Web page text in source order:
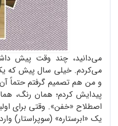
می‌دانید، چند وقت پیش
می‌کردم. خیلی سال پیش که
و من هم تصمیم گرفتم حتماً
پیدایش کردم؛ همان رنگ،
اصطلاح «خفن». وقتی برای
یک «ابرستاره» (سوپراستار)